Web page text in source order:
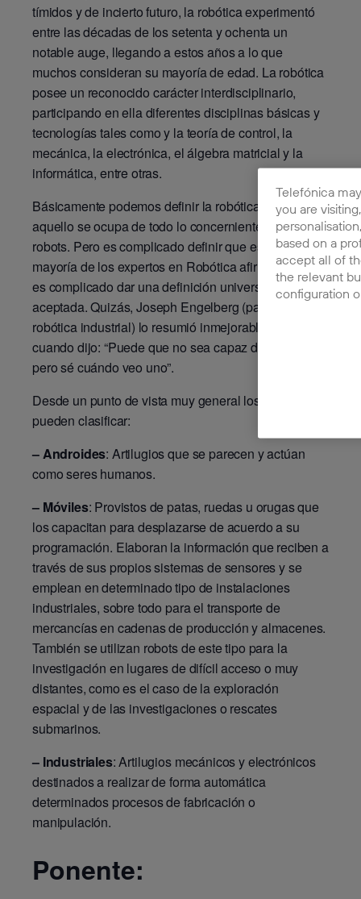
tímidos y de incierto futuro, la robótica experimentó
entre las décadas de los setenta y ochenta un
notable auge, llegando a estos años a lo que
muchos consideran su mayoría de edad. La robótica
posee un reconocido carácter interdisciplinario,
participando en ella diferentes disciplinas básicas y
tecnologías tales como y la teoría de control, la
mecánica, la electrónica, el álgebra matricial y la
informática, entre otras.
Básicamente podemos definir la robótica como
aquello se ocupa de todo lo concerniente a los
robots. Pero es complicado definir que es un robot, la
mayoría de los expertos en Robótica afirmaría que
es complicado dar una definición universalmente
aceptada. Quizás, Joseph Engelberg (padre de la
robótica industrial) lo resumió inmejorablemente
cuando dijo: “Puede que no sea capaz de definirlo,
pero sé cuándo veo uno”.
Desde un punto de vista muy general los robots se
pueden clasificar:
– Androides: Artilugios que se parecen y actúan
como seres humanos.
– Móviles: Provistos de patas, ruedas u orugas que
los capacitan para desplazarse de acuerdo a su
programación. Elaboran la información que reciben a
través de sus propios sistemas de sensores y se
emplean en determinado tipo de instalaciones
industriales, sobre todo para el transporte de
mercancías en cadenas de producción y almacenes.
También se utilizan robots de este tipo para la
investigación en lugares de difícil acceso o muy
distantes, como es el caso de la exploración
espacial y de las investigaciones o rescates
submarinos.
– Industriales: Artilugios mecánicos y electrónicos
destinados a realizar de forma automática
determinados procesos de fabricación o
manipulación.
Ponente:
Telefónica
you are
based on a
accept all of
the relevant
configuration